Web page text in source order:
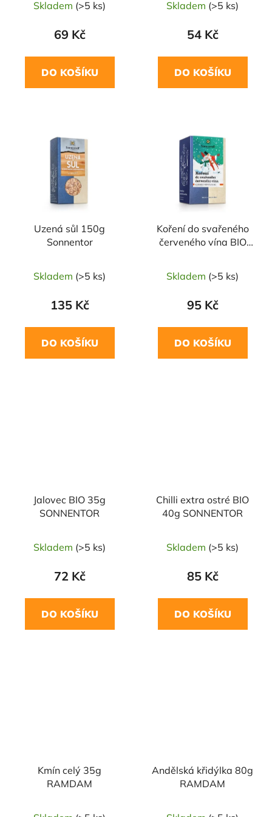
Skladem (>5 ks)
69 Kč
DO KOŠÍKU
Skladem (>5 ks)
54 Kč
DO KOŠÍKU
Uzená sůl 150g
Sonnentor
Skladem (>5 ks)
135 Kč
DO KOŠÍKU
Koření do svařeného
červeného vína BIO
Skladem (>5 ks)
95 Kč
DO KOŠÍKU
Jalovec BIO 35g
SONNENTOR
Skladem (>5 ks)
72 Kč
DO KOŠÍKU
Chilli extra ostré BIO
40g SONNENTOR
Skladem (>5 ks)
85 Kč
DO KOŠÍKU
Kmín celý 35g
RAMDAM
Andělská křidýlka 80g
RAMDAM